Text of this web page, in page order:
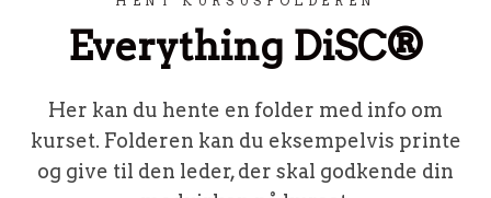
Everything DiSC®
Her kan du hente en folder med info om
kurset. Folderen kan du eksempelvis printe
og give til den leder, der skal godkende din